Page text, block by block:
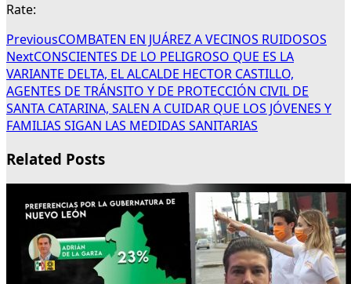
Rate:
PreviousCOMBATEN EN JUÁREZ A VECINOS RUIDOSOS
NextCONSCIENTES DE LO PELIGROSO QUE ES LA
VARIANTE DELTA, EL ALCALDE HECTOR CASTILLO,
AGENTES DE TRÁNSITO Y DE PROTECCIÓN CIVIL DE
SANTA CATARINA, SALEN A CUIDAR QUE LOS JÓVENES Y
FAMILIAS SIGAN LAS MEDIDAS SANITARIAS
Related Posts